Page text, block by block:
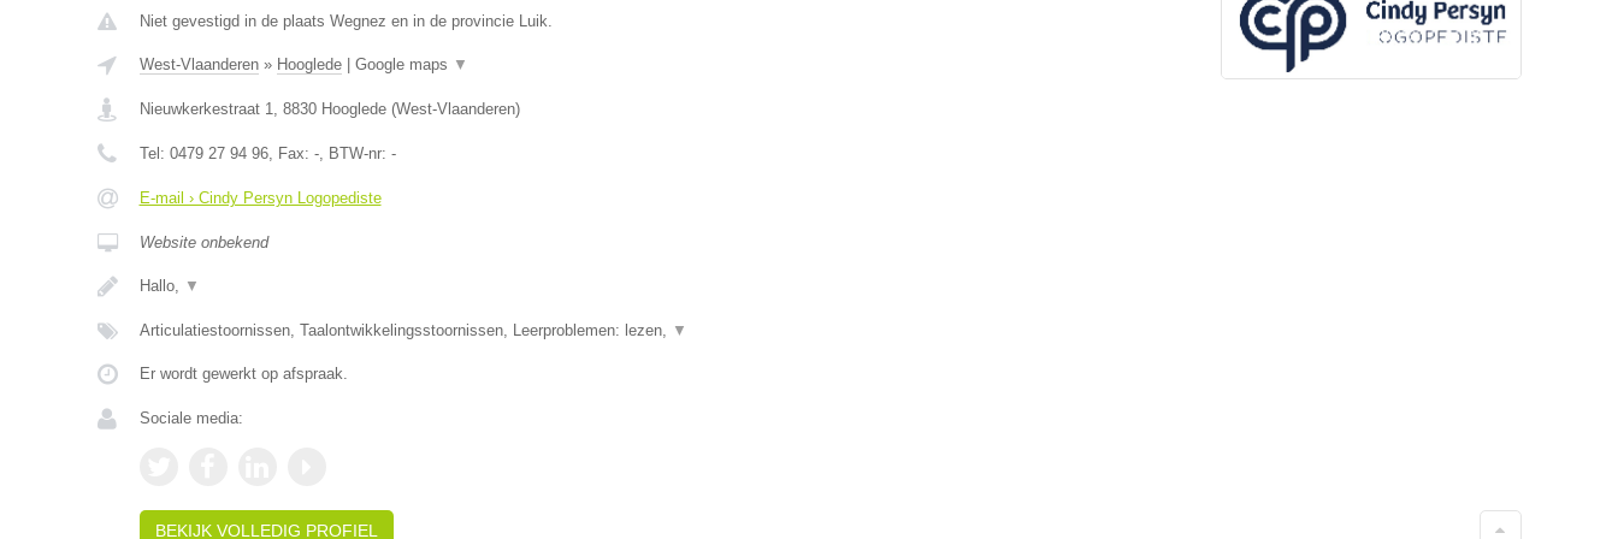
Niet gevestigd in de plaats Wegnez en in de provincie Luik.
West-Vlaanderen» Hooglede| Google maps ▼
Nieuwkerkestraat 1, 8830 Hooglede(West-Vlaanderen)
Tel: 0479 27 94 96, Fax: -, BTW-nr: -
E-mail › Cindy Persyn Logopediste
Website onbekend
Hallo, ▼
Articulatiestoornissen, Taalontwikkelingsstoornissen, Leerproblemen: lezen, ▼
Er wordt gewerkt op afspraak.
Sociale media:
BEKIJK VOLLEDIG PROFIEL